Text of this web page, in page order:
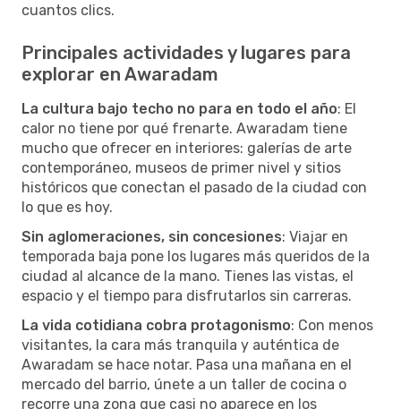
cuantos clics.
Principales actividades y lugares para
explorar en Awaradam
La cultura bajo techo no para en todo el año: El
calor no tiene por qué frenarte. Awaradam tiene
mucho que ofrecer en interiores: galerías de arte
contemporáneo, museos de primer nivel y sitios
históricos que conectan el pasado de la ciudad con
lo que es hoy.
Sin aglomeraciones, sin concesiones: Viajar en
temporada baja pone los lugares más queridos de la
ciudad al alcance de la mano. Tienes las vistas, el
espacio y el tiempo para disfrutarlos sin carreras.
La vida cotidiana cobra protagonismo: Con menos
visitantes, la cara más tranquila y auténtica de
Awaradam se hace notar. Pasa una mañana en el
mercado del barrio, únete a un taller de cocina o
recorre una zona que casi no aparece en los